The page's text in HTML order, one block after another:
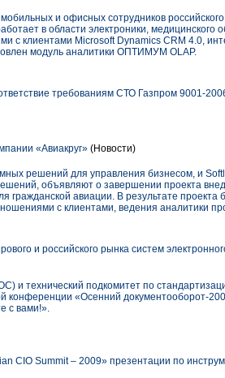
и офисных сотрудников
в области электроники, медицинского
с клиентами Microsoft Dynamics CRM 4.0,
модуль аналитики ОПТИМУМ OLAP.
требованиям СТО Газпром 9001-
«Авиакруг» (Новости)
решений для управления бизнесом, и
объявляют о завершении проекта
гражданской авиации. В результате
с клиентами, ведения аналитики
и российского рынка систем
технический подкомитет по
конференции «Осенний документооборот-
с вами!».
CIO Summit – 2009» презентации по